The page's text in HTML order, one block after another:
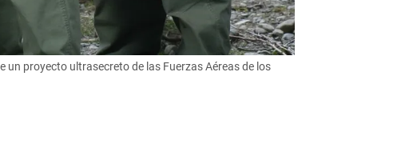
proyecto ultrasecreto de las Fuerzas Aéreas de los